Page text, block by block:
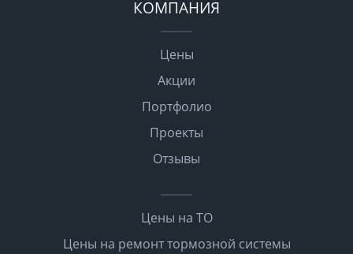
КОМПАНИЯ
Цены
Акции
Портфолио
Проекты
Отзывы
Цены на ТО
Цены на ремонт тормозной системы